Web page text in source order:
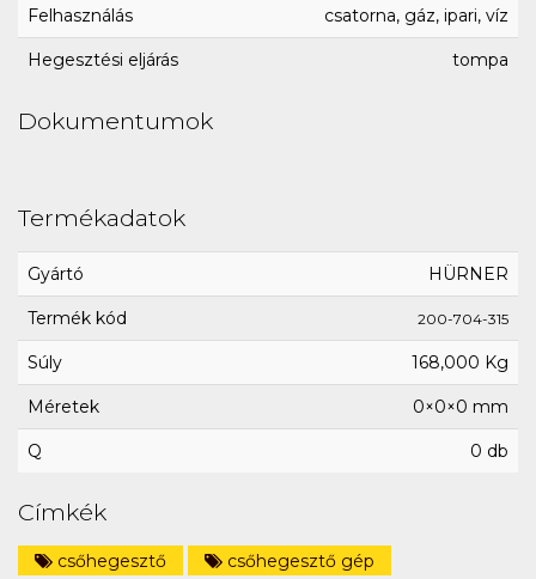
Felhasználás csatorna, gáz, ipari, víz
Hegesztési eljárás tompa
Dokumentumok
Termékadatok
Gyártó HÜRNER
Termék kód 200-704-315
Súly 168,000 Kg
Méretek 0×0×0 mm
Q 0 db
Címkék
csőhegesztő
csőhegesztő gép